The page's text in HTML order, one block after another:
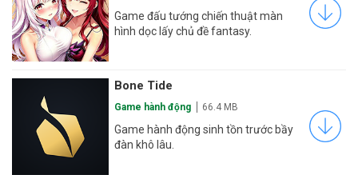
Game đấu tướng chiến thuật màn
hình dọc lấy chủ đề fantasy.
Bone Tide
Game hành động 66.4 MB
Game hành động sinh tồn trước bầy
đàn khô lâu.